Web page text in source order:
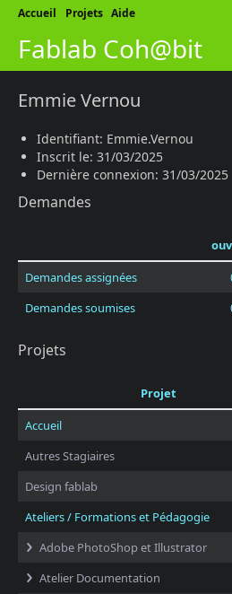
Accueil Projets Aide
Fablab Coh@bit
Emmie Vernou
Identifiant: Emmie.Vernou
Inscrit le: 31/03/2025
Dernière connexion: 31/03/2025
Demandes
Demandes assignées
Demandes soumises
Projets
Projet
Accueil
Autres Stagiaires
Design fablab
Ateliers / Formations et Pédagogie
Adobe PhotoShop et Illustrator
Atelier Documentation